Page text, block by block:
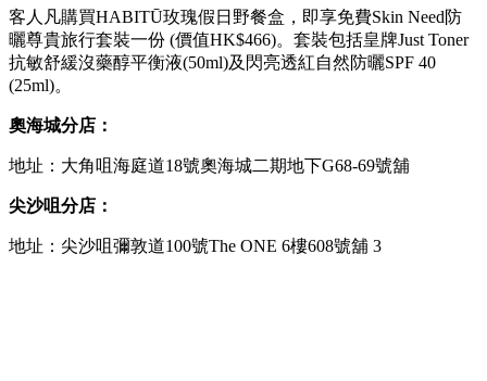
客人凡購買HABITŪ玫瑰假日野餐盒，即享免費Skin Need防
曬尊貴旅行套裝一份 (價值HK$466)。套裝包括皇牌Just Toner
抗敏舒緩沒藥醇平衡液(50ml)及閃亮透紅自然防曬SPF 40
(25ml)。
奧海城分店：
地址：大角咀海庭道18號奧海城二期地下G68-69號舖
尖沙咀分店：
地址：尖沙咀彌敦道100號The ONE 6樓608號舖 3